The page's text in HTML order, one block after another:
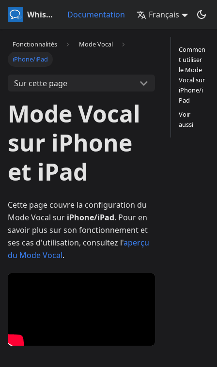
Whisperr Documentation Français
Fonctionnalités
Mode Vocal
iPhone/iPad
Sur cette page
Mode Vocal
sur iPhone
et iPad
Cette page couvre la configuration du
Mode Vocal sur iPhone/iPad. Pour en
savoir plus sur son fonctionnement et
ses cas d'utilisation, consultez l'aperçu
du Mode Vocal.
Commen
t utiliser
le Mode
Vocal sur
iPhone/i
Pad
Voir
aussi